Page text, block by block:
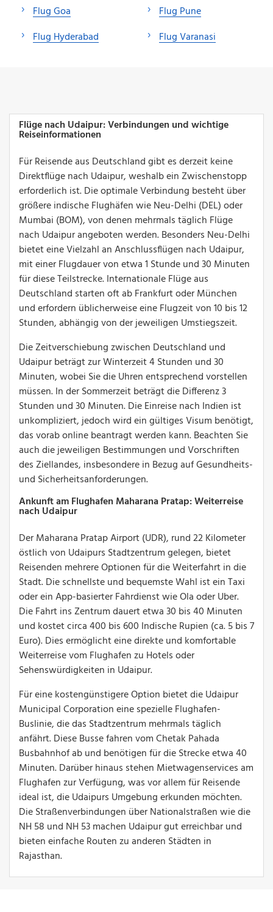
Flug Goa
Flug Hyderabad
Flug Pune
Flug Varanasi
Flüge nach Udaipur: Verbindungen und wichtige
Reiseinformationen
Für Reisende aus Deutschland gibt es derzeit keine
Direktflüge nach Udaipur, weshalb ein Zwischenstopp
erforderlich ist. Die optimale Verbindung besteht über
größere indische Flughäfen wie Neu-Delhi (DEL) oder
Mumbai (BOM), von denen mehrmals täglich Flüge
nach Udaipur angeboten werden. Besonders Neu-Delhi
bietet eine Vielzahl an Anschlussflügen nach Udaipur,
mit einer Flugdauer von etwa 1 Stunde und 30 Minuten
für diese Teilstrecke. Internationale Flüge aus
Deutschland starten oft ab Frankfurt oder München
und erfordern üblicherweise eine Flugzeit von 10 bis 12
Stunden, abhängig von der jeweiligen Umstiegszeit.
Die Zeitverschiebung zwischen Deutschland und
Udaipur beträgt zur Winterzeit 4 Stunden und 30
Minuten, wobei Sie die Uhren entsprechend vorstellen
müssen. In der Sommerzeit beträgt die Differenz 3
Stunden und 30 Minuten. Die Einreise nach Indien ist
unkompliziert, jedoch wird ein gültiges Visum benötigt,
das vorab online beantragt werden kann. Beachten Sie
auch die jeweiligen Bestimmungen und Vorschriften
des Ziellandes, insbesondere in Bezug auf Gesundheits-
und Sicherheitsanforderungen.
Ankunft am Flughafen Maharana Pratap: Weiterreise
nach Udaipur
Der Maharana Pratap Airport (UDR), rund 22 Kilometer
östlich von Udaipurs Stadtzentrum gelegen, bietet
Reisenden mehrere Optionen für die Weiterfahrt in die
Stadt. Die schnellste und bequemste Wahl ist ein Taxi
oder ein App-basierter Fahrdienst wie Ola oder Uber.
Die Fahrt ins Zentrum dauert etwa 30 bis 40 Minuten
und kostet circa 400 bis 600 Indische Rupien (ca. 5 bis 7
Euro). Dies ermöglicht eine direkte und komfortable
Weiterreise vom Flughafen zu Hotels oder
Sehenswürdigkeiten in Udaipur.
Für eine kostengünstigere Option bietet die Udaipur
Municipal Corporation eine spezielle Flughafen-
Buslinie, die das Stadtzentrum mehrmals täglich
anfährt. Diese Busse fahren vom Chetak Pahada
Busbahnhof ab und benötigen für die Strecke etwa 40
Minuten. Darüber hinaus stehen Mietwagenservices am
Flughafen zur Verfügung, was vor allem für Reisende
ideal ist, die Udaipurs Umgebung erkunden möchten.
Die Straßenverbindungen über Nationalstraßen wie die
NH 58 und NH 53 machen Udaipur gut erreichbar und
bieten einfache Routen zu anderen Städten in
Rajasthan.